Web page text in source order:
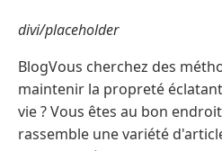
divi/placeholder
BlogVous cherchez des
maintenir la propreté
vie ? Vous êtes au bon
rassemble une variété